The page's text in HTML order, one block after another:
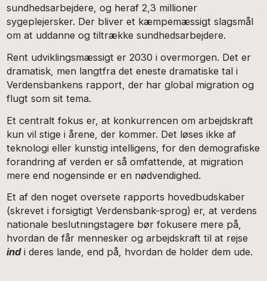
sundhedsarbejdere, og heraf 2,3 millioner
sygeplejersker. Der bliver et kæmpemæssigt slagsmål
om at uddanne og tiltrække sundhedsarbejdere.
Rent udviklingsmæssigt er 2030 i overmorgen. Det er
dramatisk, men langtfra det eneste dramatiske tal i
Verdensbankens rapport, der har global migration og
flugt som sit tema.
Et centralt fokus er, at konkurrencen om arbejdskraft
kun vil stige i årene, der kommer. Det løses ikke af
teknologi eller kunstig intelligens, for den demografiske
forandring af verden er så omfattende, at migration
mere end nogensinde er en nødvendighed.
Et af den noget oversete rapports hovedbudskaber
(skrevet i forsigtigt Verdensbank-sprog) er, at verdens
nationale beslutningstagere bør fokusere mere på,
hvordan de får mennesker og arbejdskraft til at rejse
indi deres lande, end på, hvordan de holder dem ude.